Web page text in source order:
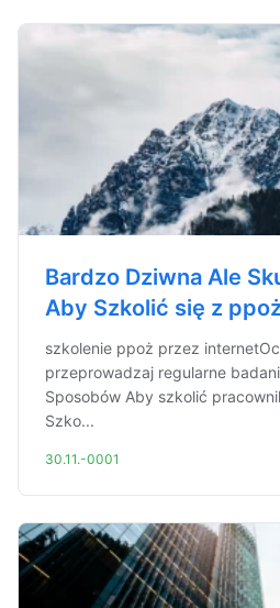
Bardzo Dziwna Ale
Aby Szkolić się z
szkolenie ppoż przez
przeprowadzaj regularne
Sposobów Aby szkolić
Szko...
30.11.-0001